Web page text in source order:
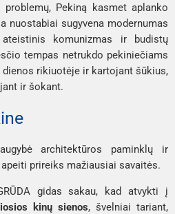
Pekiną kasmet aplanko
nuostabiai sugyvena modernumas
komunizmas ir budistų
tempas netrukdo pekiniečiams
dienos rikiuotėje ir kartojant šūkius,
ir šokant.
architektūros paminklų ir
prireiks mažiausiai savaitės.
gidas sakau, kad atvykti į
kinų sienos, švelniai tariant,